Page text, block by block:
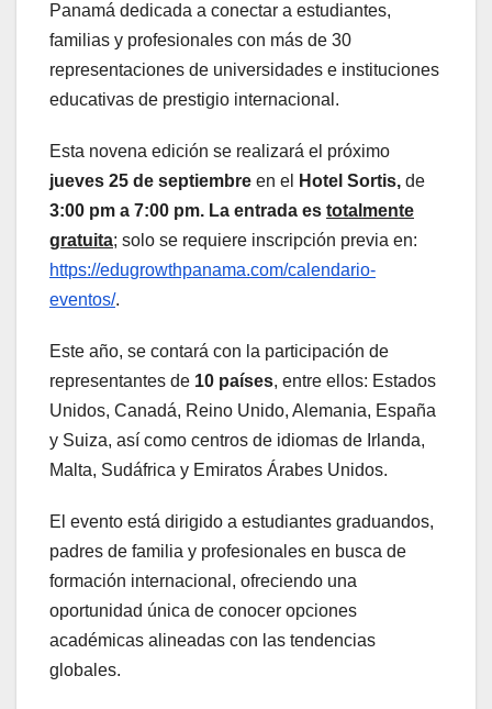
Panamá dedicada a conectar a estudiantes,
familias y profesionales con más de 30
representaciones de universidades e instituciones
educativas de prestigio internacional.
Esta novena edición se realizará el próximo
jueves 25 de septiembre en el Hotel Sortis, de
3:00 pm a 7:00 pm. La entrada es totalmente
gratuita; solo se requiere inscripción previa en:
https://edugrowthpanama.com/calendario-
eventos/.
Este año, se contará con la participación de
representantes de 10 países, entre ellos: Estados
Unidos, Canadá, Reino Unido, Alemania, España
y Suiza, así como centros de idiomas de Irlanda,
Malta, Sudáfrica y Emiratos Árabes Unidos.
El evento está dirigido a estudiantes graduandos,
padres de familia y profesionales en busca de
formación internacional, ofreciendo una
oportunidad única de conocer opciones
académicas alineadas con las tendencias
globales.